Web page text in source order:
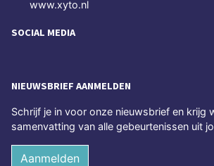
www.xyto.nl
SOCIAL MEDIA
NIEUWSBRIEF AANMELDEN
Schrijf je in voor onze nieuwsbrief en krijg
samenvatting van alle gebeurtenissen uit
Aanmelden